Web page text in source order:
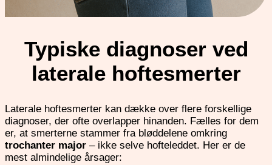
Typiske diagnoser ved
laterale hoftesmerter
Laterale hoftesmerter kan dække over flere forskellige
diagnoser, der ofte overlapper hinanden. Fælles for dem
er, at smerterne stammer fra bløddelene omkring
trochanter major – ikke selve hofteleddet. Her er de
mest almindelige årsager: